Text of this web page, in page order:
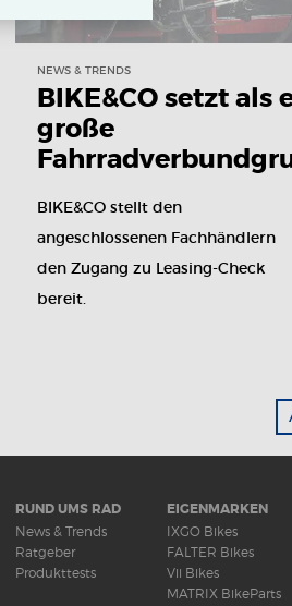
NEWS & TRENDS
BIKE&CO setzt als
große
BIKE&CO stellt den
angeschlossenen Fachhändlern
den Zugang zu Leasing-Check
bereit.
RUND UMS RAD
News & Trends
Ratgeber
Produkttests
EIGENMARKEN
IXGO Bikes
FALTER Bikes
Vii Bikes
MATRIX BikeParts